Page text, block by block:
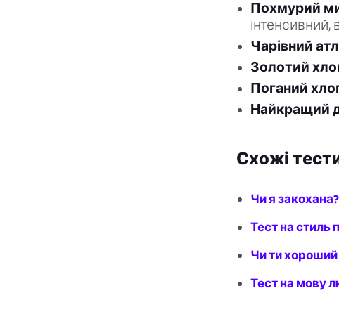
Похмурий
інтенсивний,
Чарівний
Золотий
Поганий
Найкращий
Схожі
Чи я закохана?
Тест на стиль
Чи ти хороший
Тест на мову